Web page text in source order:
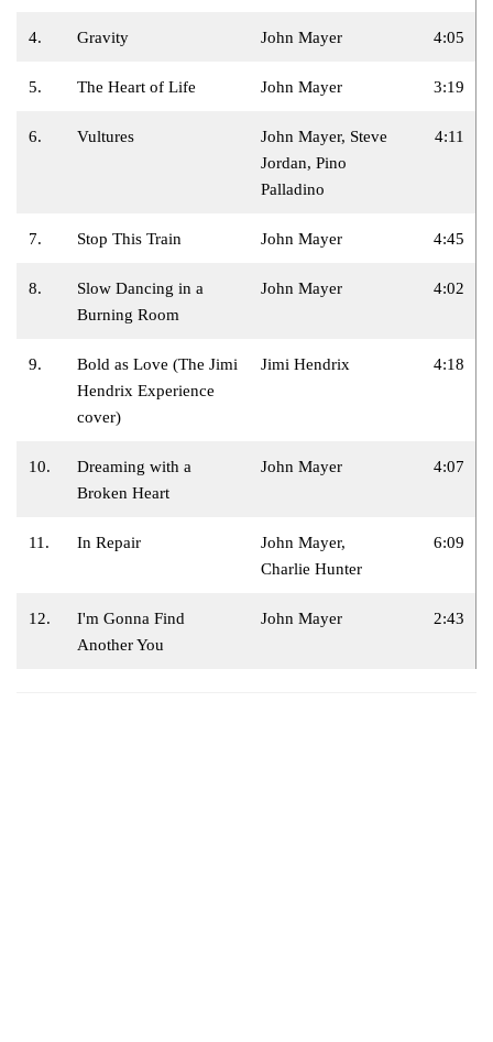
4. Gravity John Mayer 4:05
5. The Heart of Life John Mayer 3:19
6. Vultures
John Mayer, Steve
Jordan, Pino
Palladino
4:11
7. Stop This Train John Mayer 4:45
8.
Slow Dancing in a
Burning Room
John Mayer 4:02
9.
Bold as Love (The Jimi
Hendrix Experience
cover)
Jimi Hendrix 4:18
10.
Dreaming with a
Broken Heart
John Mayer 4:07
11. In Repair
John Mayer,
Charlie Hunter
6:09
12.
I'm Gonna Find
Another You
John Mayer 2:43